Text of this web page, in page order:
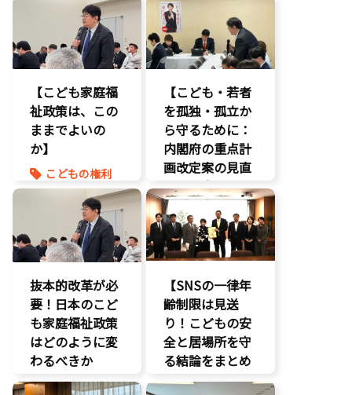
【こども家庭福
祉政策は、この
ままでよいの
か】
こどもの権利
こども政策
命を守る
養子縁組
【こども・若者
を孤独・孤立か
ら守るために：
内閣府の重点計
画改定案の見直
しを要求
】
いじめ対策
こどもの権利
こども政策
命を守る
子育て支援拡
充
孤独孤立対策
将来不安
自民党
抜本的改革が必
要！日本のこど
も家庭福祉政策
はどのように変
わるべきか
こどもの権利
【SNSの一律年
齢制限は見送
り！こどもの安
全と居場所を守
る結論をまとめ
ました】